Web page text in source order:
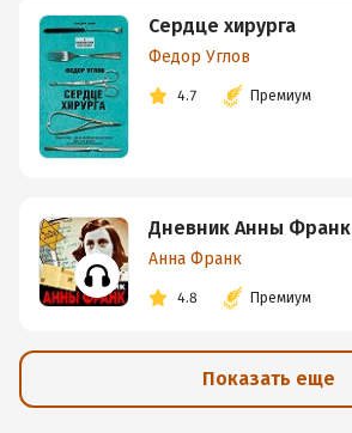
Сердце хирурга
Федор Углов
4.7 Премиум
Дневник Анны Франк
Анна Франк
4.8 Премиум
Показать еще